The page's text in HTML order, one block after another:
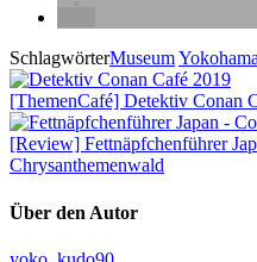
SchlagwörterMuseum
[ThemenCafé] Detektiv Conan
[Review] Fettnäpfchenführer
Chrysanthemenwald
Über den Autor